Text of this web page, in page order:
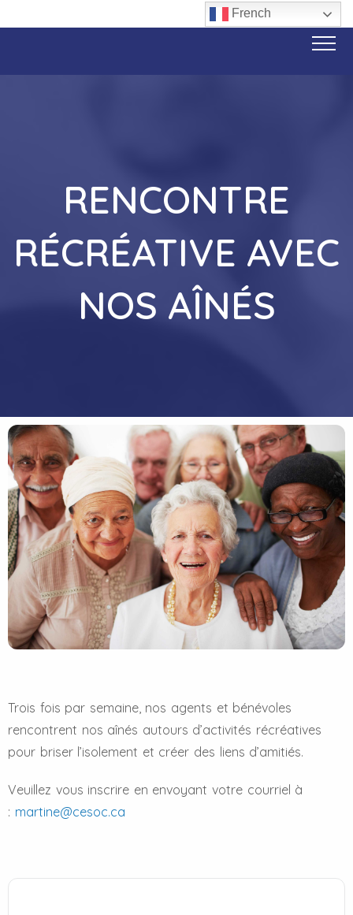
French
RENCONTRE
RÉCRÉATIVE AVEC
NOS AÎNÉS
Trois fois par semaine, nos agents et bénévoles
rencontrent nos aînés autours d’activités récréatives
pour briser l’isolement et créer des liens d’amitiés.
Veuillez vous inscrire en envoyant votre courriel à
: martine@cesoc.ca